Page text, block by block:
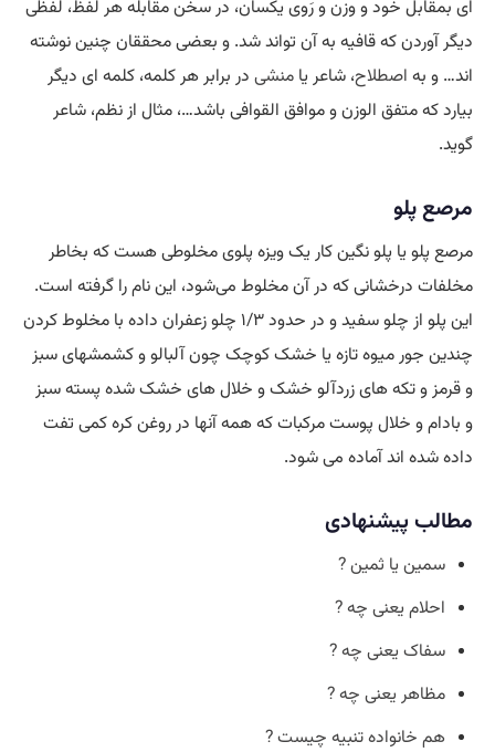
ای بمقابل خود و وزن و رَوی یکسان، در سخن مقابله هر لفظ، لفظی
دیگر آوردن که قافیه به آن تواند شد. و بعضی محققان چنین نوشته
اند… و به اصطلاح، شاعر یا منشی در برابر هر کلمه، کلمه ای دیگر
بیارد که متفق الوزن و موافق القوافی باشد…، مثال از نظم، شاعر
گوید.
مرصع پلو
مرصع پلو یا پلو نگین کار یک ویزه پلوی مخلوطی هست که بخاطر
مخلفات درخشانی که در آن مخلوط می‌شود، این نام را گرفته است.
این پلو از چلو سفید و در حدود ۱/۳ چلو زعفران داده با مخلوط کردن
چندین جور میوه تازه یا خشک کوچک چون آلبالو و کشمشهای سبز
و قرمز و تکه های زردآلو خشک و خلال های خشک شده پسته سبز
و بادام و خلال پوست مرکبات که همه آنها در روغن کره کمی تفت
داده شده اند آماده می شود.
مطالب پیشنهادی
سمین یا ثمین ?
احلام یعنی چه ?
سفاک یعنی چه ?
مظاهر یعنی چه ?
هم خانواده تنبیه چیست ?